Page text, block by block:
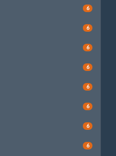
6
6
6
6
6
6
6
6